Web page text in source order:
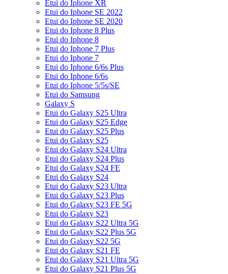
Etui do Iphone XR
Etui do Iphone SE 2022
Etui do Iphone SE 2020
Etui do Iphone 8 Plus
Etui do Iphone 8
Etui do Iphone 7 Plus
Etui do Iphone 7
Etui do Iphone 6/6s Plus
Etui do Iphone 6/6s
Etui do Iphone 5/5s/SE
Etui do Samsung
Galaxy S
Etui do Galaxy S25 Ultra
Etui do Galaxy S25 Edge
Etui do Galaxy S25 Plus
Etui do Galaxy S25
Etui do Galaxy S24 Ultra
Etui do Galaxy S24 Plus
Etui do Galaxy S24 FE
Etui do Galaxy S24
Etui do Galaxy S23 Ultra
Etui do Galaxy S23 Plus
Etui do Galaxy S23 FE 5G
Etui do Galaxy S23
Etui do Galaxy S22 Ultra 5G
Etui do Galaxy S22 Plus 5G
Etui do Galaxy S22 5G
Etui do Galaxy S21 FE
Etui do Galaxy S21 Ultra 5G
Etui do Galaxy S21 Plus 5G